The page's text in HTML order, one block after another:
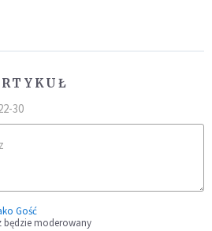
30
Gość
moderowany